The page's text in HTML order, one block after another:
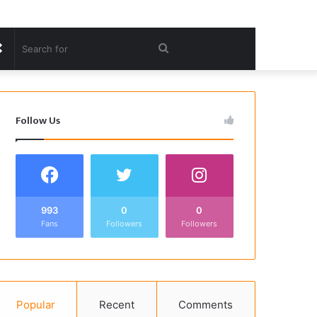
Search
for
Random
Article
Follow Us
993
Fans
0
Followers
0
Followers
Popular Recent Comments